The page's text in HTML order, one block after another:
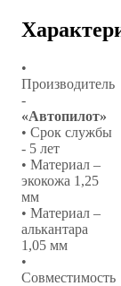
•
Производитель
-
«Автопилот»
• Срок службы
- 5 лет
• Материал –
экокожа 1,25
мм
• Материал –
алькантара
1,05 мм
•
Совместимость